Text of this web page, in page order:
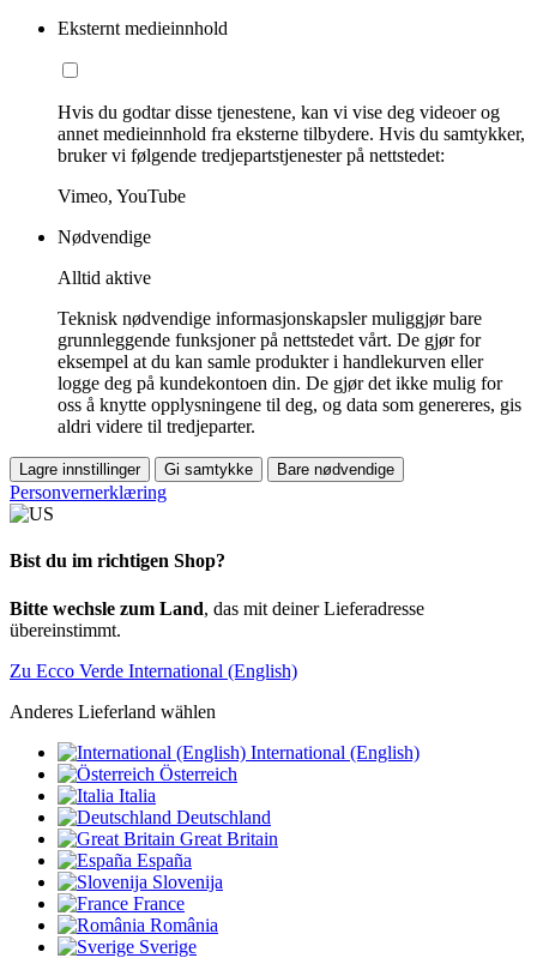
Eksternt medieinnhold
Hvis du godtar disse tjenestene, kan vi vise deg videoer og
annet medieinnhold fra eksterne tilbydere. Hvis du samtykker,
bruker vi følgende tredjepartstjenester på nettstedet:
Vimeo, YouTube
Nødvendige
Alltid aktive
Teknisk nødvendige informasjonskapsler muliggjør bare
grunnleggende funksjoner på nettstedet vårt. De gjør for
eksempel at du kan samle produkter i handlekurven eller
logge deg på kundekontoen din. De gjør det ikke mulig for
oss å knytte opplysningene til deg, og data som genereres, gis
aldri videre til tredjeparter.
Lagre innstillinger Gi samtykke Bare nødvendige
Personvernerklæring
Bist du im richtigen Shop?
Bitte wechsle zum Land, das mit deiner Lieferadresse
übereinstimmt.
Zu Ecco Verde International (English)
Anderes Lieferland wählen
International (English)
Österreich
Italia
Deutschland
Great Britain
España
Slovenija
France
România
Sverige